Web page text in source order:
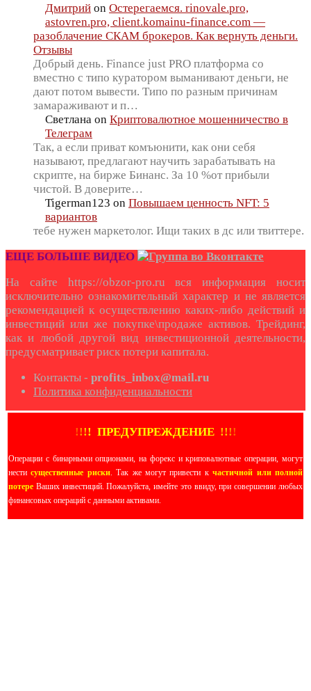
Дмитрий on Остерегаемся. rinovale.pro,
astovren.pro, client.komainu-finance.com —
разоблачение СКАМ брокеров. Как вернуть деньги.
Отзывы
Добрый день. Finance just PRO платформа со
вместно с типо куратором выманивают деньги, не
дают потом вывести. Типо по разным причинам
замараживают и п…
Светлана on Криптовалютное мошенничество в
Телеграм
Так, а если приват комъюнити, как они себя
называют, предлагают научить зарабатывать на
скрипте, на бирже Бинанс. За 10 %от прибыли
чистой. В доверите…
Tigerman123 on Повышаем ценность NFT: 5
вариантов
тебе нужен маркетолог. Ищи таких в дс или твиттере.
ЕЩЕ БОЛЬШЕ ВИДЕО
На сайте https://obzor-pro.ru вся информация носит
исключительно ознакомительный характер и не является
рекомендацией к осуществлению каких-либо действий и
инвестиций или же покупке\продаже активов. Трейдинг,
как и любой другой вид инвестиционной деятельности,
предусматривает риск потери капитала.
Контакты - profits_inbox@mail.ru
Политика конфиденциальности
!!!! ПРЕДУПРЕЖДЕНИЕ !!!!
Операции с бинарными опционами, на форекс и криповалютные операции, могут
нестисущественные риски. Так же могут привести кчастичной или полной
потере Ваших инвестиций. Пожалуйста, имейте это ввиду, при совершении любых
финансовых операций с данными активами.